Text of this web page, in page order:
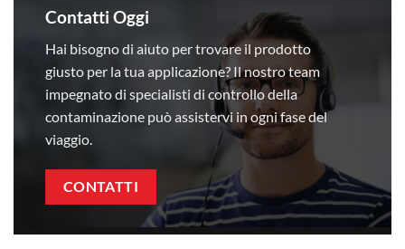
Contatti Oggi
Hai bisogno di aiuto per trovare il prodotto
giusto per la tua applicazione? Il nostro team
impegnato di specialisti di controllo della
contaminazione può assistervi in ​​ogni fase del
viaggio.
CONTATTI